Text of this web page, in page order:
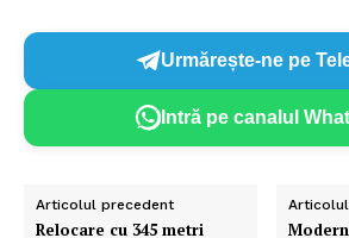
Urmărește-ne pe
Intră pe canalul
Articolul precedent
Relocare cu 345 metri